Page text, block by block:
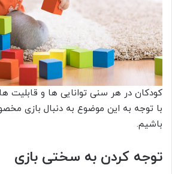
کودکان در هر سنی توانایی ها و قابلیت
با توجه به این موضوع به دنبال بازی
باشیم.
توجه کردن به سختی بازی